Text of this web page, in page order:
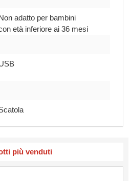
adatto per bambini
età inferiore ai 36 mesi
più venduti